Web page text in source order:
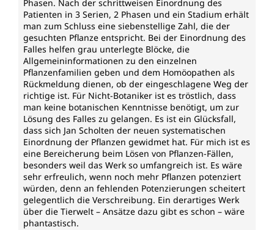
Phasen. Nach der schrittweisen Einordnung des
Patienten in 3 Serien, 2 Phasen und ein Stadium erhält
man zum Schluss eine siebenstellige Zahl, die der
gesuchten Pflanze entspricht. Bei der Einordnung des
Falles helfen grau unterlegte Blöcke, die
Allgemeininformationen zu den einzelnen
Pflanzenfamilien geben und dem Homöopathen als
Rückmeldung dienen, ob der eingeschlagene Weg der
richtige ist. Für Nicht-Botaniker ist es tröstlich, dass
man keine botanischen Kenntnisse benötigt, um zur
Lösung des Falles zu gelangen. Es ist ein Glücksfall,
dass sich Jan Scholten der neuen systematischen
Einordnung der Pflanzen gewidmet hat. Für mich ist es
eine Bereicherung beim Lösen von Pflanzen-Fällen,
besonders weil das Werk so umfangreich ist. Es wäre
sehr erfreulich, wenn noch mehr Pflanzen potenziert
würden, denn an fehlenden Potenzierungen scheitert
gelegentlich die Verschreibung. Ein derartiges Werk
über die Tierwelt – Ansätze dazu gibt es schon – wäre
phantastisch.